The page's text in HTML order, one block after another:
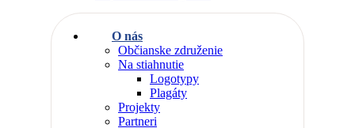
O nás
Občianske združenie
Na stiahnutie
Logotypy
Plagáty
Projekty
Partneri